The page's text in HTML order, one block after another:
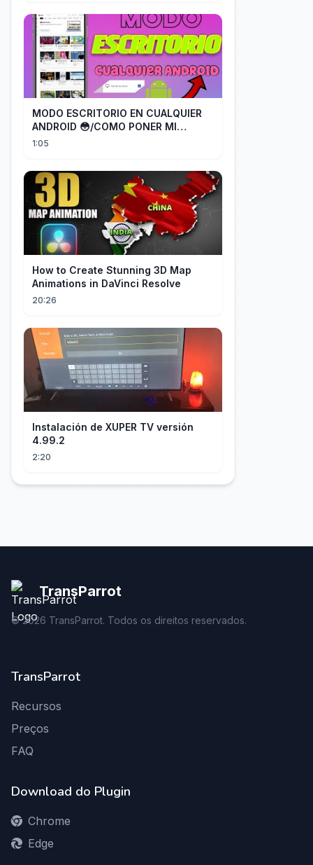
MODO ESCRITORIO EN CUALQUIER
ANDROID 😳/COMO PONER MI
TELÉFONO EN MODO ESCRITORIO
1:05
How to Create Stunning 3D Map
Animations in DaVinci Resolve
20:26
Instalación de XUPER TV versión
4.99.2
2:20
TransParrot
©2026 TransParrot. Todos os direitos reservados.
TransParrot
Recursos
Preços
FAQ
Download do Plugin
Chrome
Edge